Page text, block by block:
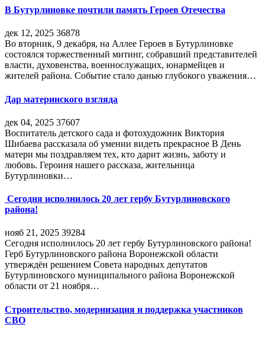
В Бутурлиновке почтили память Героев Отечества
дек 12, 2025 36878
Во вторник, 9 декабря, на Аллее Героев в Бутурлиновке
состоялся торжественный митинг, собравший представителей
власти, духовенства, военнослужащих, юнармейцев и
жителей района. Событие стало данью глубокого уважения…
Дар материнского взгляда
дек 04, 2025 37607
Воспитатель детского сада и фотохудожник Виктория
Шибаева рассказала об умении видеть прекрасное В День
матери мы поздравляем тех, кто дарит жизнь, заботу и
любовь. Героиня нашего рассказа, жительница
Бутурлиновки…
Сегодня исполнилось 20 лет гербу Бутурлиновского
района!
нояб 21, 2025 39284
Сегодня исполнилось 20 лет гербу Бутурлиновского района!
Герб Бутурлиновского района Воронежской области
утверждён решением Совета народных депутатов
Бутурлиновского муниципального района Воронежской
области от 21 ноября…
Строительство, модернизация и поддержка участников
СВО